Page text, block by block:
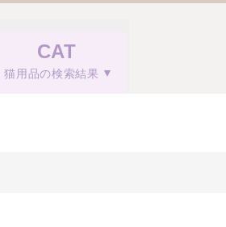
CAT
猫用品の検索結果